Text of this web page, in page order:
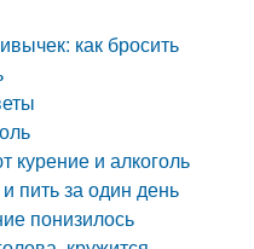
как бросить
и алкоголь
пить за один день
понизилось